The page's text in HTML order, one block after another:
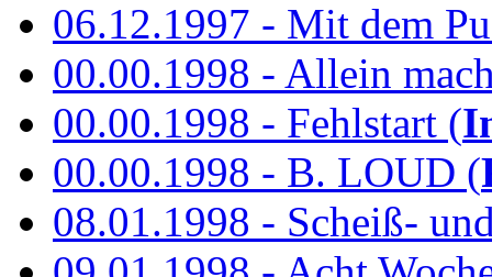
06.12.1997 - Mit dem
00.00.1998 - Allein
00.00.1998 - Fehlstart (
00.00.1998 - B. LOUD (
08.01.1998 - Scheiß-